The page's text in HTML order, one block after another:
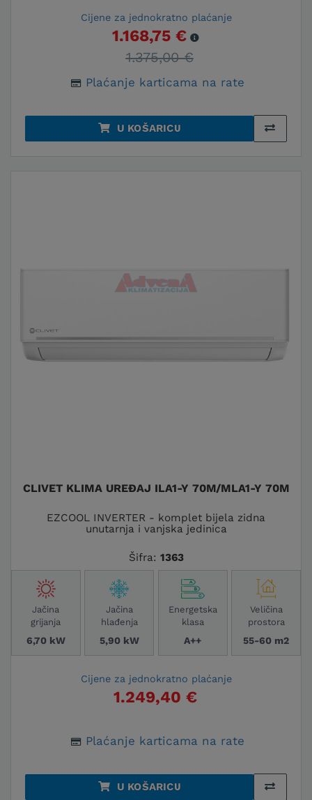
Cijene za jednokratno plaćanje
1.168,75 €
1.375,00 €
Plaćanje karticama na rate
U KOŠARICU
CLIVET KLIMA UREĐAJ ILA1-Y 70M/MLA1-Y 70M
EZCOOL INVERTER - komplet bijela zidna
unutarnja i vanjska jedinica
Šifra: 1363
Jačina
grijanja
6,70 kW
Jačina
hlađenja
5,90 kW
Energetska
klasa
A++
Veličina
prostora
55-60 m2
Cijene za jednokratno plaćanje
1.249,40 €
Plaćanje karticama na rate
U KOŠARICU